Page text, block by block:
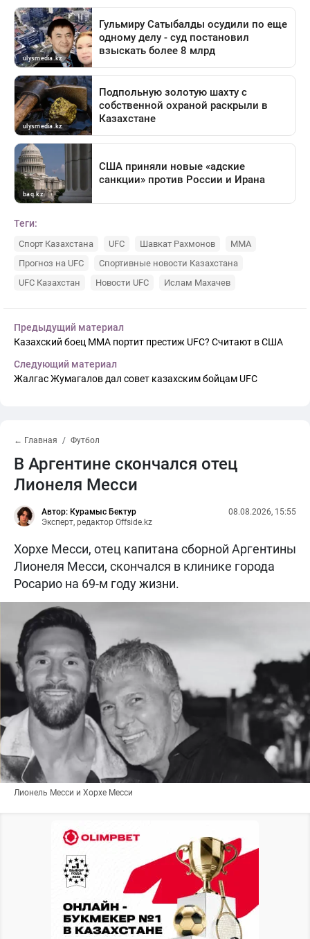
Теги:
Спорт Казахстана UFC Шавкат Рахмонов
ММА
Прогноз на UFC
Спортивные новости Казахстана
UFC Казахстан
Новости UFC Ислам Махачев
Предыдущий материал
Казахский боец ММА портит престиж UFC? Считают в США
Следующий материал
Жалгас Жумагалов дал совет казахским бойцам UFC
← Главная Футбол
В Аргентине скончался отец
Лионеля Месси
Автор: Курамыс Бектур
Эксперт, редактор Offside.kz
08.08.2026, 15:55
Хорхе Месси, отец капитана сборной Аргентины
Лионеля Месси, скончался в клинике города
Росарио на 69-м году жизни.
Лионель Месси и Хорхе Месси